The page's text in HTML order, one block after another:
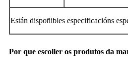
Están dispoñibles especificacións
Por que escoller os produtos da